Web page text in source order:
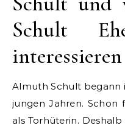
Schult
interessieren
Almuth Schult begann
jungen Jahren. Schon
als Torhüterin.